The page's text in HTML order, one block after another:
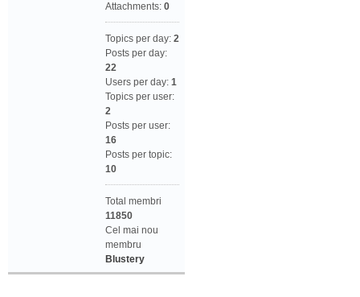
Attachments: 0
Topics per day: 2
Posts per day:
22
Users per day: 1
Topics per user:
2
Posts per user:
16
Posts per topic:
10
Total membri
11850
Cel mai nou
membru
Blustery